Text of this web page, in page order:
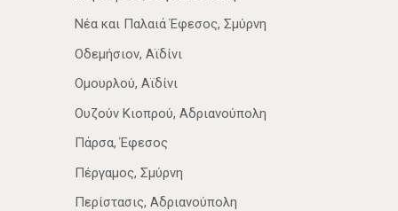
Νέα­ και Παλαιά Έφεσος, Σμύρνη
Οδεμήσιον, Αϊδίνι
Ομουρλού, Αϊδίνι
Ουζούν Κιοπρού, Αδριανούπολη
Πάρσα, Έφεσος
Πέργαμος, Σμύρνη
Περίστασις, Αδριανούπολη